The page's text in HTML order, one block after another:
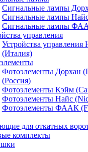
Сигнальные лампы
Сигнальные лампы
Сигнальные лампы
управления
Устройства управления
(Италия)
Фотоэлементы Дорхан
(Россия)
Фотоэлементы Кэйм
Фотоэлементы Найс
Фотоэлементы ФААК
для откатных
комплекты